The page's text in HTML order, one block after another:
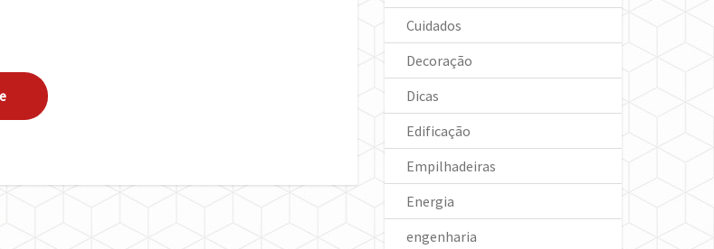
Read More
Cuidados
Decoração
Dicas
Edificação
Empilhadeiras
Energia
engenharia